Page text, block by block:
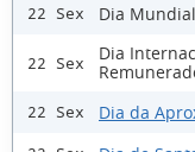
22 Sex Dia
22 Sex
Dia
22 Sex Dia da